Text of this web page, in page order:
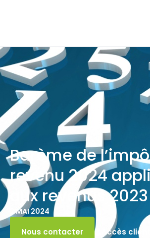
Barème de
revenu 2024
aux revenus 2023
2 MAI 2024
Nous contacter Accès client